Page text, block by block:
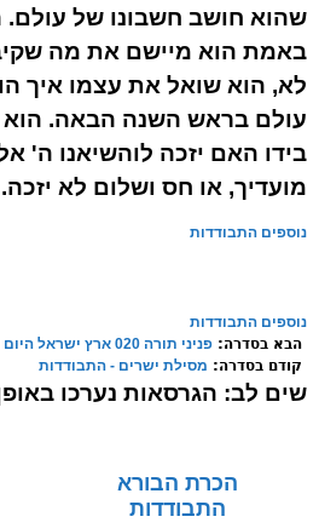
שהוא חושב חשבונו של עולם.
באמת הוא מיישם את מה
לא, הוא שואל את עצמו איך
עולם בראש השנה הבאה. הוא
בידו האם יזכה לוהשיאנו ה'
מועדיך, או חס ושלום לא יזכה.
נוספים התבודדות
נוספים התבודדות
הבא בסדרה: פניני תורה 020 ארץ ישראל היום תשעו
קודם בסדרה: מסילת ישרים - התבודדות
שים לב: הגרסאות נערכו
הכרת הבורא
התבודדות